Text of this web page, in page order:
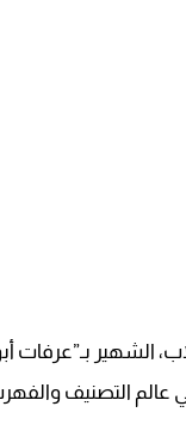
بـ”عرفات
عالم التصنيف